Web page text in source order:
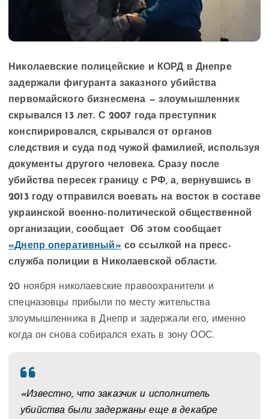
Николаевские полицейские и КОРД в Днепре
задержали фигуранта заказного убийства
первомайского бизнесмена — злоумышленник
скрывался 13 лет. С 2007 года преступник
конспирировался, скрывался от органов
следствия и суда под чужой фамилией, используя
документы другого человека. Сразу после
убийства пересек границу с РФ, а, вернувшись в
2013 году отправился воевать на восток в составе
украинской военно-политической общественной
организации, сообщает Об этом сообщает
«Днепр оперативный» со ссылкой на пресс-
служба полиции в Николаевской области.
20 ноября николаевские правоохранители и
спецназовцы прибыли по месту жительства
злоумышленника в Днепр и задержали его, именно
когда он снова собирался ехать в зону ООС.
«Известно, что заказчик и исполнитель
убийства были задержаны еще в декабре